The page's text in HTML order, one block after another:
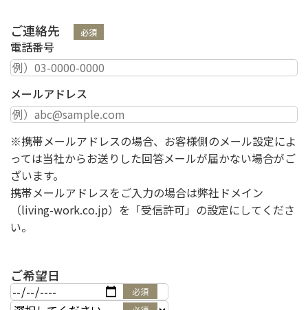
ご連絡先 必須
電話番号
メールアドレス
※携帯メールアドレスの場合、お客様側のメール設定によ
っては当社からお送りした回答メールが届かない場合がご
ざいます。
携帯メールアドレスをご入力の場合は弊社ドメイン
（living-work.co.jp）を「受信許可」の設定にしてくださ
い。
ご希望日
必須